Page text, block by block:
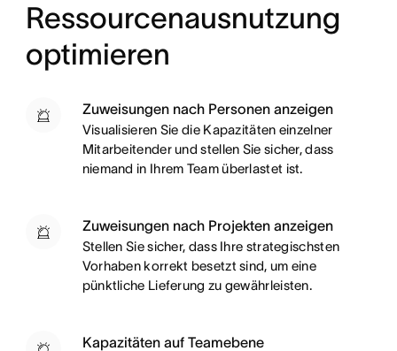
Ressourcenausnutzung
optimieren
Zuweisungen nach Personen anzeigen
Visualisieren Sie die Kapazitäten einzelner
Mitarbeitender und stellen Sie sicher, dass
niemand in Ihrem Team überlastet ist.
Zuweisungen nach Projekten anzeigen
Stellen Sie sicher, dass Ihre strategischsten
Vorhaben korrekt besetzt sind, um eine
pünktliche Lieferung zu gewährleisten.
Kapazitäten auf Teamebene